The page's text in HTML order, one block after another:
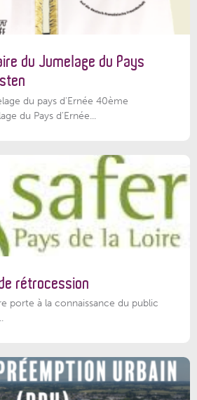
du Jumelage du Pays
du pays d'Ernée 40ème
du Pays d'Ernée...
de rétrocession
porte à la connaissance du public